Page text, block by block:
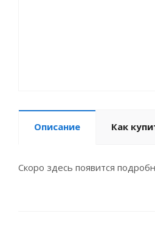
Описание Как
Скоро здесь появится